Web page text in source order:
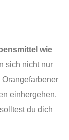
wie
sich nicht nur
einhergehen.
du dich